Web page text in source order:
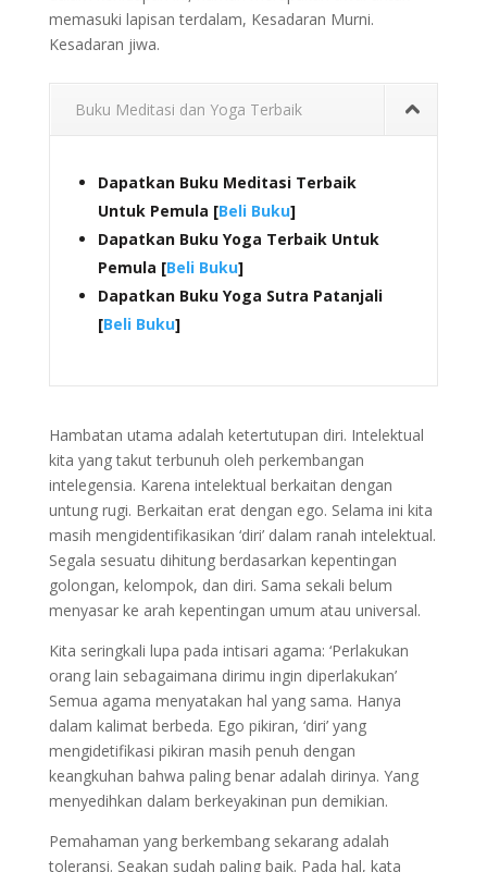
memasuki lapisan terdalam, Kesadaran Murni.
Kesadaran jiwa.
Buku Meditasi dan Yoga Terbaik
Dapatkan Buku Meditasi Terbaik
Untuk Pemula [Beli Buku]
Dapatkan Buku Yoga Terbaik Untuk
Pemula [Beli Buku]
Dapatkan Buku Yoga Sutra Patanjali
[Beli Buku]
Hambatan utama adalah ketertutupan diri. Intelektual
kita yang takut terbunuh oleh perkembangan
intelegensia. Karena intelektual berkaitan dengan
untung rugi. Berkaitan erat dengan ego. Selama ini kita
masih mengidentifikasikan ‘diri’ dalam ranah intelektual.
Segala sesuatu dihitung berdasarkan kepentingan
golongan, kelompok, dan diri. Sama sekali belum
menyasar ke arah kepentingan umum atau universal.
Kita seringkali lupa pada intisari agama: ‘Perlakukan
orang lain sebagaimana dirimu ingin diperlakukan’
Semua agama menyatakan hal yang sama. Hanya
dalam kalimat berbeda. Ego pikiran, ‘diri’ yang
mengidetifikasi pikiran masih penuh dengan
keangkuhan bahwa paling benar adalah dirinya. Yang
menyedihkan dalam berkeyakinan pun demikian.
Pemahaman yang berkembang sekarang adalah
toleransi. Seakan sudah paling baik. Pada hal, kata